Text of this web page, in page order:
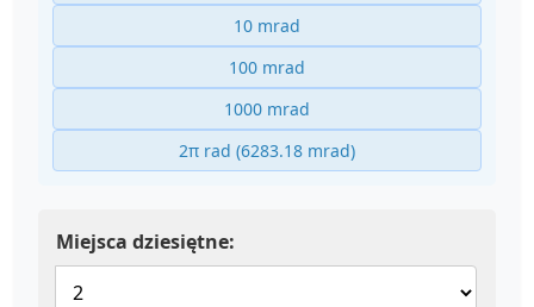
10 mrad
100 mrad
1000 mrad
2π rad (6283.18 mrad)
Miejsca dziesiętne: